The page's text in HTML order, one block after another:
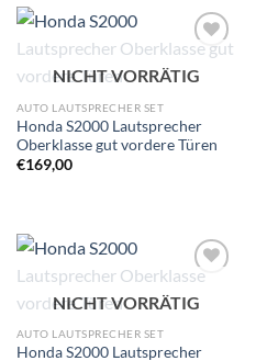
Wunschliste
NICHT VORRÄTIG
AUTO LAUTSPRECHER SET
Honda S2000 Lautsprecher
Oberklasse gut vordere Türen
€169,00
Wunschliste
NICHT VORRÄTIG
AUTO LAUTSPRECHER SET
Honda S2000 Lautsprecher